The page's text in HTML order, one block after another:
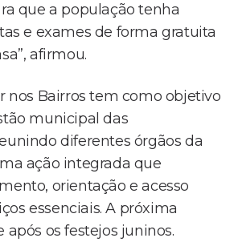
que a população tenha
e exames de forma gratuita
afirmou.
nos Bairros tem como objetivo
municipal das
diferentes órgãos da
ação integrada que
orientação e acesso
essenciais. A próxima
após os festejos juninos.